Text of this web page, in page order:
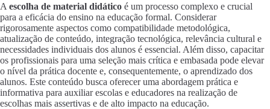
A escolha de material didático é um processo complexo e crucial
para a eficácia do ensino na educação formal. Considerar
rigorosamente aspectos como compatibilidade metodológica,
atualização de conteúdo, integração tecnológica, relevância cultural e
necessidades individuais dos alunos é essencial. Além disso, capacitar
os profissionais para uma seleção mais crítica e embasada pode elevar
o nível da prática docente e, consequentemente, o aprendizado dos
alunos. Este conteúdo busca oferecer uma abordagem prática e
informativa para auxiliar escolas e educadores na realização de
escolhas mais assertivas e de alto impacto na educação.